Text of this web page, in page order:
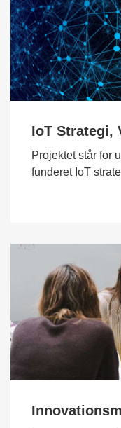
IoT Strategi,
Projektet står for
funderet IoT